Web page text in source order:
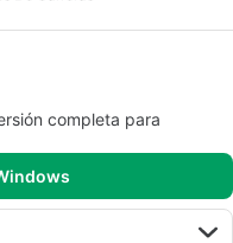
completa para